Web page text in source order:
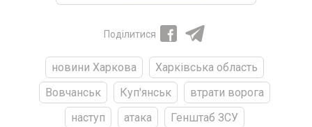
Поділитися
новини Харкова
Харківська область
Вовчанськ
Куп'янськ
втрати ворога
наступ
атака Генштаб ЗСУ